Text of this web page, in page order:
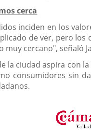
cerca
inciden en los
de ver, pero
cercano", señaló
la ciudad aspira con
consumidores sin